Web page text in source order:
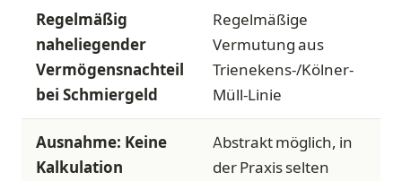
Regelmäßig
naheliegender
Vermögensnachteil
bei Schmiergeld
Regelmäßige
Vermutung aus
Trienekens-/Kölner-
Müll-Linie
Ausnahme: Keine
Kalkulation
Abstrakt möglich, in
der Praxis selten